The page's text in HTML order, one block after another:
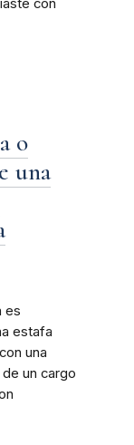
o
una
es
estafa
una
un cargo